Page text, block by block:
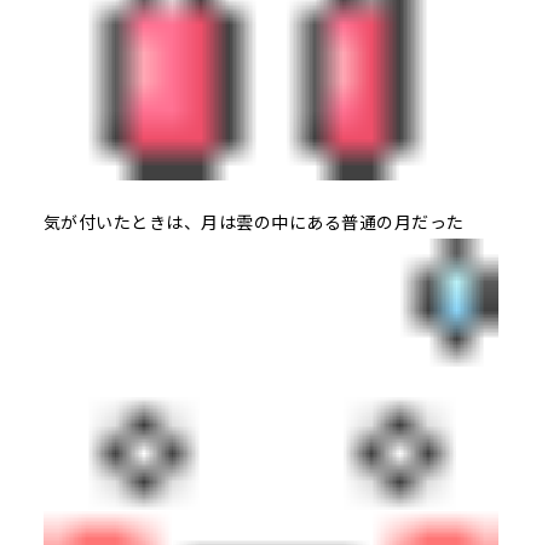
気が付いたときは、月は雲の中にある普通の月だった